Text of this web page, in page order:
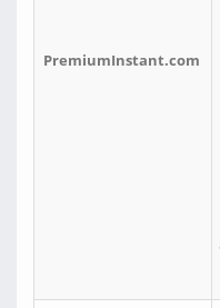
PremiumInstant.com